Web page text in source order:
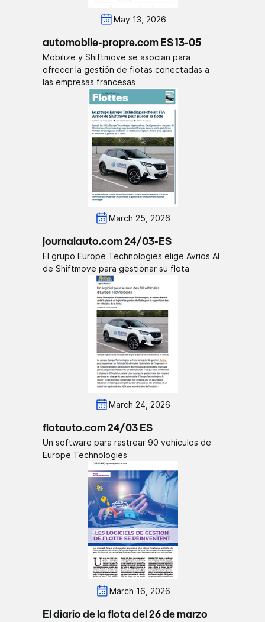
May 13, 2026
automobile-propre.com ES 13-05
Mobilize y Shiftmove se asocian para
ofrecer la gestión de flotas conectadas a
las empresas francesas
March 25, 2026
journalauto.com 24/03-ES
El grupo Europe Technologies elige Avrios AI
de Shiftmove para gestionar su flota
March 24, 2026
flotauto.com 24/03 ES
Un software para rastrear 90 vehículos de
Europe Technologies
March 16, 2026
El diario de la flota del 26 de marzo